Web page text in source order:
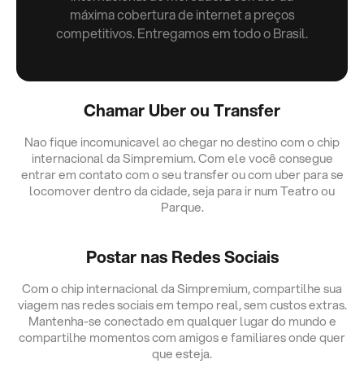
máxima cobertura de internet a preços
competitivos. Entregamos em todo o Brasil.
Chamar Uber ou Transfer
Nao fique incomunicavel ao chegar no destino com o chip
internacional da Simpremium. Com ele você consegue
entrar em contato com o seu transfer ou com uber para se
locomover dentro da cidade, seja para ir num Teatro ou
Parque.
Postar nas Redes Sociais
Com o chip internacional da Simpremium, compartilhe sua
viagem nas redes sociais em tempo real, sem custos extras.
Mantenha-se conectado em qualquer lugar do mundo e
compartilhe momentos com amigos e familiares onde quer
que esteja.